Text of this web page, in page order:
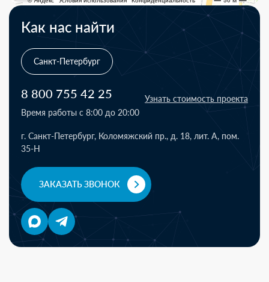
Как нас найти
Санкт-Петербург
8 800 755 42 25
Время работы с 8:00 до 20:00
Узнать стоимость проекта
г. Санкт-Петербург, Коломяжский пр., д. 18, лит. А, пом.
35-Н
ЗАКАЗАТЬ ЗВОНОК